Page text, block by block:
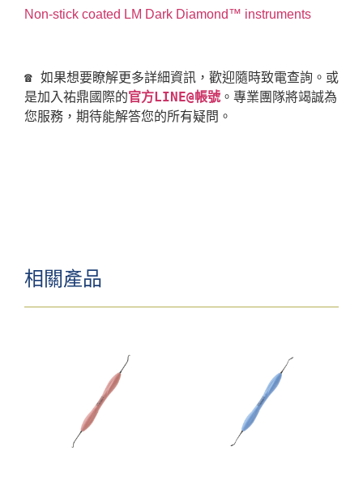
Non-stick coated LM Dark Diamond™ instruments
☎ 如果想要瞭解更多詳細資訊，歡迎隨時致電查詢。或
是加入祐鼎國際的官方LINE@帳號 。專業團隊將竭誠為
相關產品